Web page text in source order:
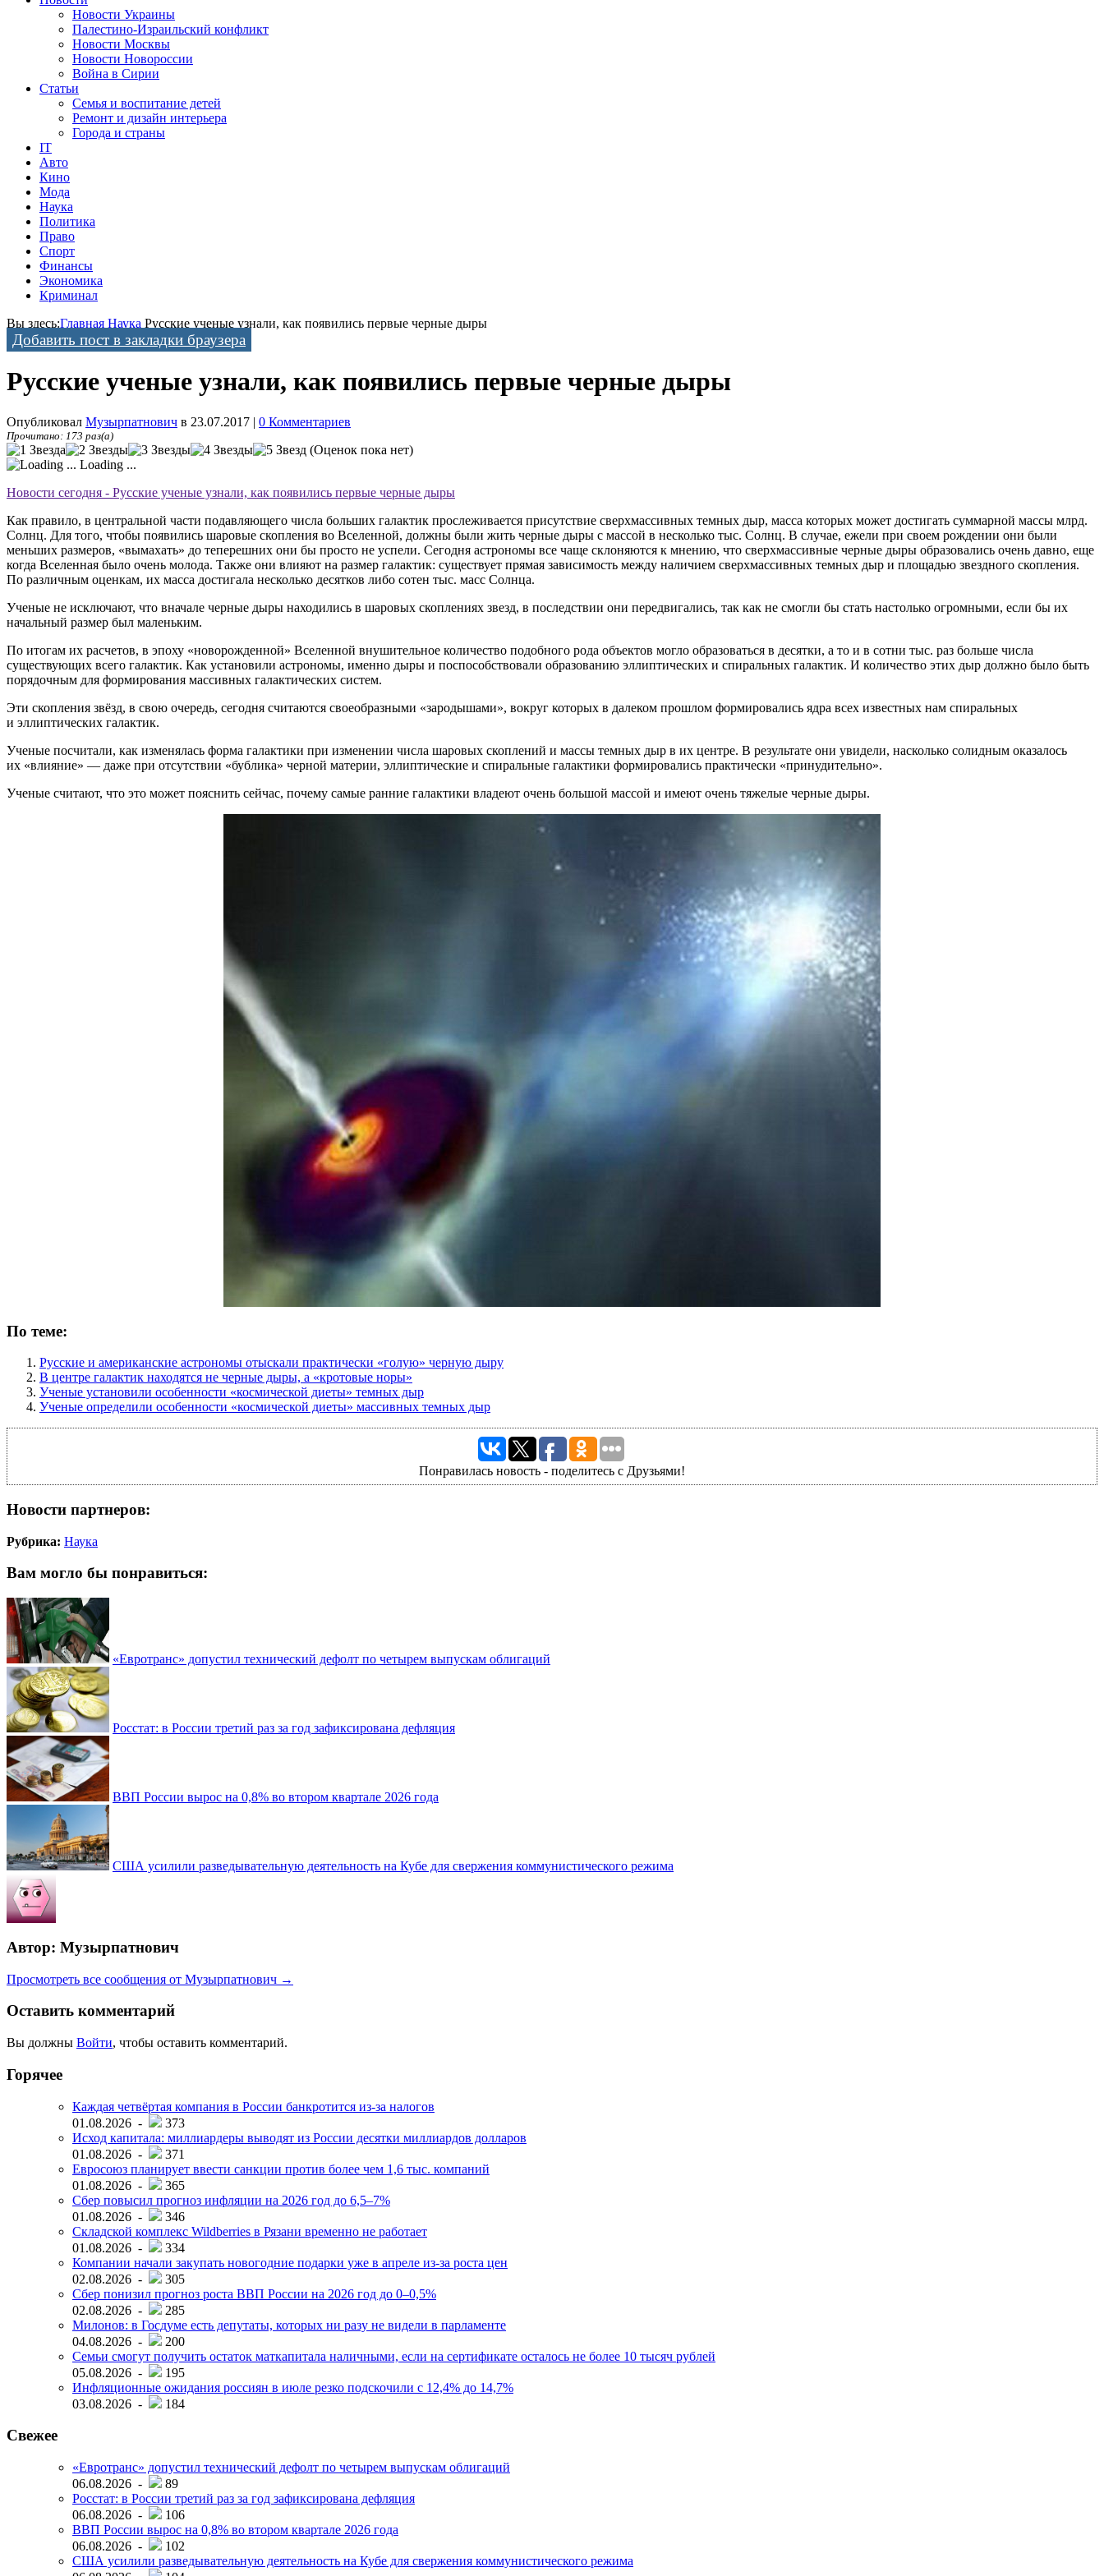
Новости Украины
Палестино-Израильский конфликт
Новости Москвы
Новости Новороссии
Война в Сирии
Статьи
Семья и воспитание детей
Ремонт и дизайн интерьера
Города и страны
IT
Авто
Кино
Мода
Наука
Политика
Право
Спорт
Финансы
Экономика
Криминал
Вы здесь:Главная Наука Русские ученые узнали, как появились первые черные дыры
Добавить пост в закладки браузера
Русские ученые узнали, как появились первые черные дыры
Опубликовал Музырпатнович в 23.07.2017 | 0 Комментариев
Прочитано: 173 раз(а)
(Оценок пока нет)
Loading ...
Новости сегодня - Русские ученые узнали, как появились первые черные дыры
Как правило, в центральной части подавляющего числа больших галактик прослеживается присутствие сверхмассивных темных дыр, масса которых может достигать суммарной массы млрд.
Солнц. Для того, чтобы появились шаровые скопления во Вселенной, должны были жить черные дыры с массой в несколько тыс. Солнц. В случае, ежели при своем рождении они были
меньших размеров, «вымахать» до теперешних они бы просто не успели. Сегодня астрономы все чаще склоняются к мнению, что сверхмассивные черные дыры образовались очень давно, еще
когда Вселенная было очень молода. Также они влияют на размер галактик: существует прямая зависимость между наличием сверхмассивных темных дыр и площадью звездного скопления.
По различным оценкам, их масса достигала несколько десятков либо сотен тыс. масс Солнца.
Ученые не исключают, что вначале черные дыры находились в шаровых скоплениях звезд, в последствии они передвигались, так как не смогли бы стать настолько огромными, если бы их
начальный размер был маленьким.
По итогам их расчетов, в эпоху «новорожденной» Вселенной внушительное количество подобного рода объектов могло образоваться в десятки, а то и в сотни тыс. раз больше числа
существующих всего галактик. Как установили астрономы, именно дыры и поспособствовали образованию эллиптических и спиральных галактик. И количество этих дыр должно было быть
порядочным для формирования массивных галактических систем.
Эти скопления звёзд, в свою очередь, сегодня считаются своеобразными «зародышами», вокруг которых в далеком прошлом формировались ядра всех известных нам спиральных
и эллиптических галактик.
Ученые посчитали, как изменялась форма галактики при изменении числа шаровых скоплений и массы темных дыр в их центре. В результате они увидели, насколько солидным оказалось
их «влияние» — даже при отсутствии «бублика» черной материи, эллиптические и спиральные галактики формировались практически «принудительно».
Ученые считают, что это может пояснить сейчас, почему самые ранние галактики владеют очень большой массой и имеют очень тяжелые черные дыры.
По теме:
Русские и американские астрономы отыскали практически «голую» черную дыру
В центре галактик находятся не черные дыры, а «кротовые норы»
Ученые установили особенности «космической диеты» темных дыр
Ученые определили особенности «космической диеты» массивных темных дыр
Понравилась новость - поделитесь с Друзьями!
Новости партнеров:
Рубрика: Наука
Вам могло бы понравиться:
«Евротранс» допустил технический дефолт по четырем выпускам облигаций
Росстат: в России третий раз за год зафиксирована дефляция
ВВП России вырос на 0,8% во втором квартале 2026 года
США усилили разведывательную деятельность на Кубе для свержения коммунистического режима
Автор: Музырпатнович
Просмотреть все сообщения от Музырпатнович →
Оставить комментарий
Вы должны Войти, чтобы оставить комментарий.
Горячее
Каждая четвёртая компания в России банкротится из-за налогов
01.08.2026 -
373
Исход капитала: миллиардеры выводят из России десятки миллиардов долларов
01.08.2026 -
371
Евросоюз планирует ввести санкции против более чем 1,6 тыс. компаний
01.08.2026 -
365
Сбер повысил прогноз инфляции на 2026 год до 6,5–7%
01.08.2026 -
346
Складской комплекс Wildberries в Рязани временно не работает
01.08.2026 -
334
Компании начали закупать новогодние подарки уже в апреле из-за роста цен
02.08.2026 -
305
Сбер понизил прогноз роста ВВП России на 2026 год до 0–0,5%
02.08.2026 -
285
Милонов: в Госдуме есть депутаты, которых ни разу не видели в парламенте
04.08.2026 -
200
Семьи смогут получить остаток маткапитала наличными, если на сертификате осталось не более 10 тысяч рублей
05.08.2026 -
195
Инфляционные ожидания россиян в июле резко подскочили с 12,4% до 14,7%
03.08.2026 -
184
Свежее
«Евротранс» допустил технический дефолт по четырем выпускам облигаций
06.08.2026 -
89
Росстат: в России третий раз за год зафиксирована дефляция
06.08.2026 -
106
ВВП России вырос на 0,8% во втором квартале 2026 года
06.08.2026 -
102
США усилили разведывательную деятельность на Кубе для свержения коммунистического режима